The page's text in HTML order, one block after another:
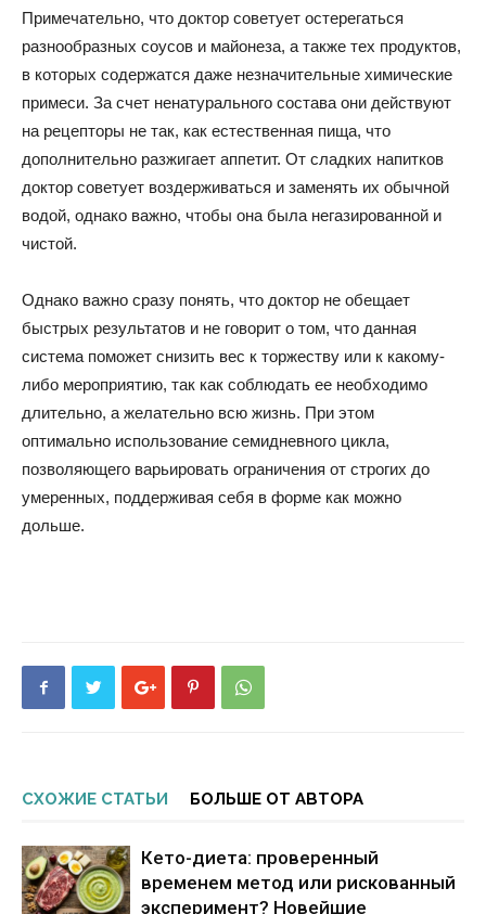
Примечательно, что доктор советует остерегаться
разнообразных соусов и майонеза, а также тех продуктов,
в которых содержатся даже незначительные химические
примеси. За счет ненатурального состава они действуют
на рецепторы не так, как естественная пища, что
дополнительно разжигает аппетит. От сладких напитков
доктор советует воздерживаться и заменять их обычной
водой, однако важно, чтобы она была негазированной и
чистой.
Однако важно сразу понять, что доктор не обещает
быстрых результатов и не говорит о том, что данная
система поможет снизить вес к торжеству или к какому-
либо мероприятию, так как соблюдать ее необходимо
длительно, а желательно всю жизнь. При этом
оптимально использование семидневного цикла,
позволяющего варьировать ограничения от строгих до
умеренных, поддерживая себя в форме как можно
дольше.
СХОЖИЕ СТАТЬИ БОЛЬШЕ ОТ АВТОРА
Кето-диета: проверенный
временем метод или рискованный
эксперимент? Новейшие